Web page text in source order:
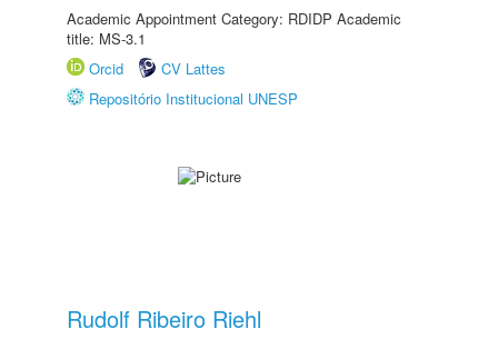
Academic Appointment Category: RDIDP Academic
title: MS-3.1
Orcid
CV Lattes
Repositório Institucional UNESP
Rudolf Ribeiro Riehl